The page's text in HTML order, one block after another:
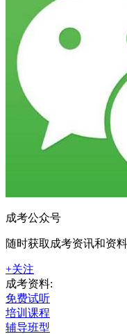
成考公众号
随时获取成考资讯和资料
+关注
成考资料:
免费试听
培训课程
辅导班型